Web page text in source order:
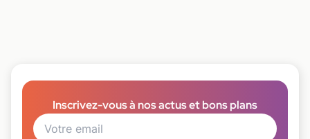
Inscrivez-vous à nos actus et bons plans